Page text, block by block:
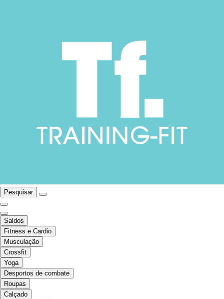
Pesquisar
Saldos
Fitness e Cardio
Musculação
Crossfit
Yoga
Desportos de combate
Roupas
Calçado